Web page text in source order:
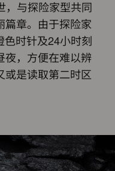
，与探险家型共同
篇章。由于探险家
时针及24小时刻
夜，方便在难以辨
或是读取第二时区